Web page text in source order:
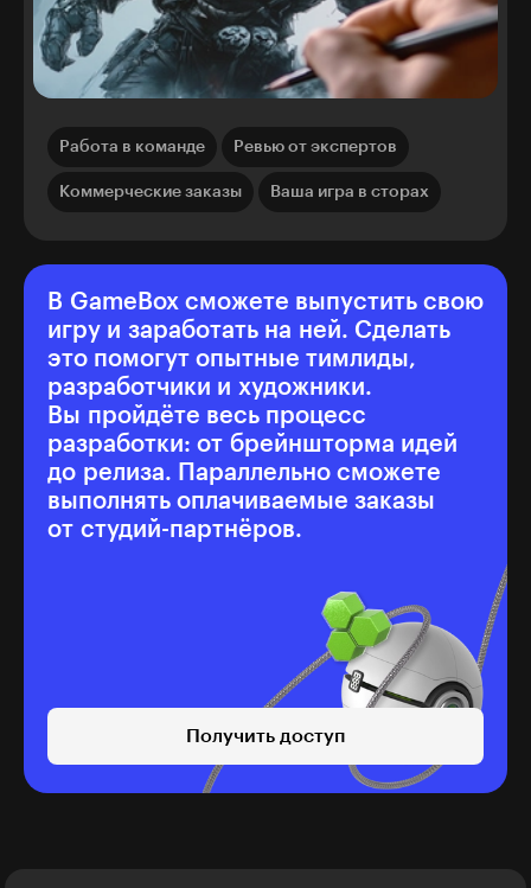
Работа в команде Ревью от экспертов
Коммерческие заказы Ваша игра в сторах
В GameBox сможете выпустить свою
игру и заработать на ней. Сделать
это помогут опытные тимлиды,
разработчики и художники.
Вы пройдёте весь процесс
разработки: от брейншторма идей
до релиза. Параллельно сможете
выполнять оплачиваемые заказы
от студий-партнёров.
Получить доступ